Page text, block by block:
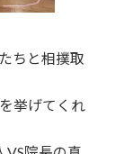
ちと相撲取
挙げてくれ